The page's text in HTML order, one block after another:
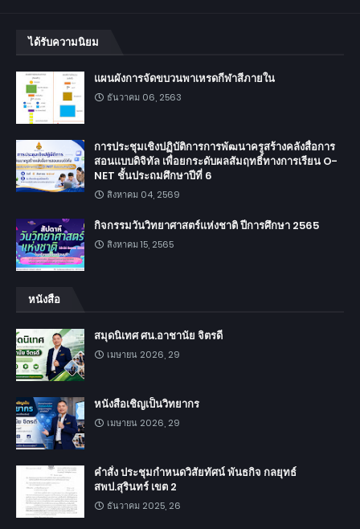
ได้รับความนิยม
แผนผังการจัดขบวนพาเหรดกีฬาสีภายใน
ธันวาคม 06, 2563
การประชุมเชิงปฏิบัติการการพัฒนาครูสร้างคลังสื่อการ
สอนแบบดิจิทัล เพื่อยกระดับผลสัมฤทธิ์ทางการเรียน O-
NET ชั้นประถมศึกษาปีที่ 6
สิงหาคม 04, 2569
กิจกรรมวันวิทยาศาสตร์แห่งชาติ ปีการศึกษา 2565
สิงหาคม 15, 2565
หนังสือ
สมุดนิเทศ ศน.อาชานัย จิตรดี
เมษายน 2026, 29
หนังสือเชิญเป็นวิทยากร
เมษายน 2026, 29
คำสั่ง ประชุมกำหนดวิสัยทัศน์ พันธกิจ กลยุทธ์
สพป.สุรินทร์ เขต 2
ธันวาคม 2025, 26